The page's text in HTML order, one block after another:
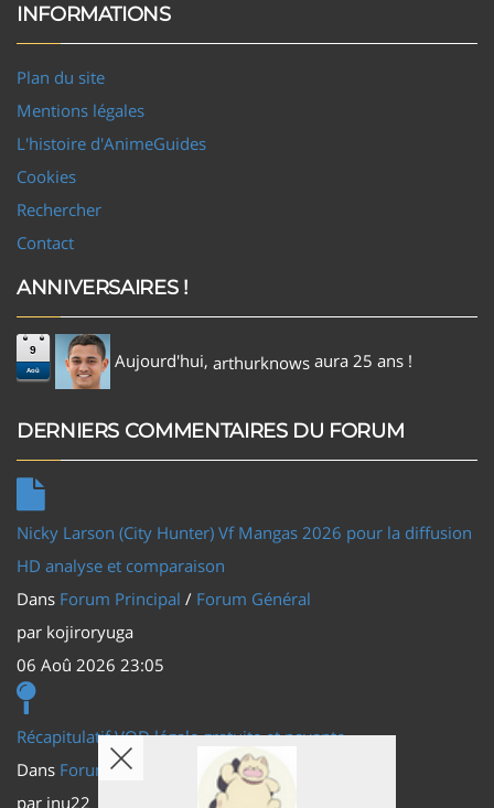
INFORMATIONS
Plan du site
Mentions légales
L'histoire d'AnimeGuides
Cookies
Rechercher
Contact
ANNIVERSAIRES !
9
Aoû Aujourd'hui, arthurknows aura 25 ans !
DERNIERS COMMENTAIRES DU FORUM
Nicky Larson (City Hunter) Vf Mangas 2026 pour la diffusion
HD analyse et comparaison
Dans Forum Principal / Forum Général
par kojiroryuga
06 Aoû 2026 23:05
Récapitulatif VOD légale gratuite et payante
Dans Forum Principal
Actus (TV, vidéo, web)
par inu22